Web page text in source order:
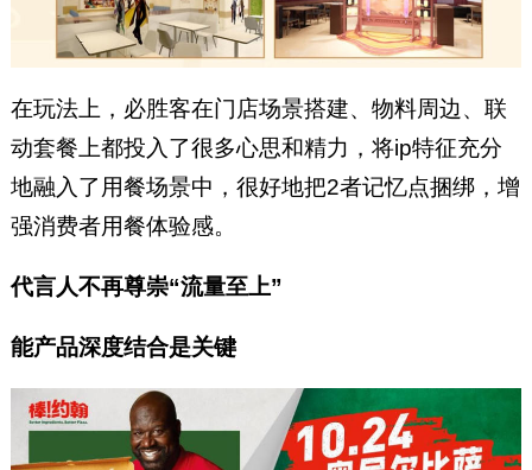
在玩法上，必胜客在门店场景搭建、物料周边、联
动套餐上都投入了很多心思和精力，将ip特征充分
地融入了用餐场景中，很好地把2者记忆点捆绑，增
强消费者用餐体验感。
代言人不再尊崇“流量至上”
能产品深度结合是关键